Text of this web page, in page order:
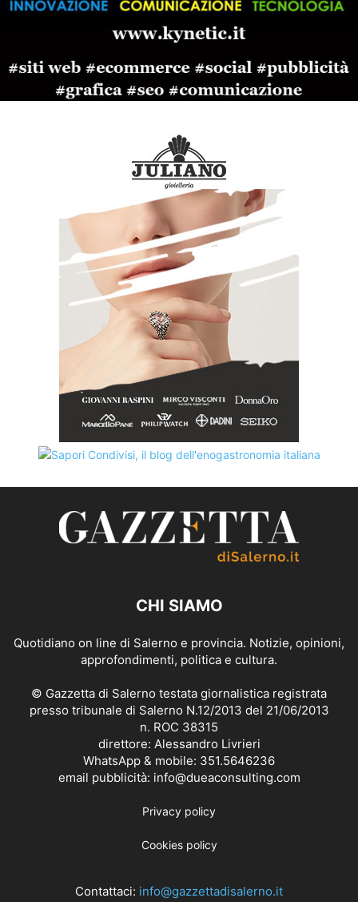
CHI SIAMO
Quotidiano on line di Salerno e provincia. Notizie, opinioni,
approfondimenti, politica e cultura.
© Gazzetta di Salerno testata giornalistica registrata
presso tribunale di Salerno N.12/2013 del 21/06/2013
n. ROC 38315
direttore: Alessandro Livrieri
WhatsApp & mobile: 351.5646236
email pubblicità: info@dueaconsulting.com
Privacy policy
Cookies policy
Contattaci: info@gazzettadisalerno.it